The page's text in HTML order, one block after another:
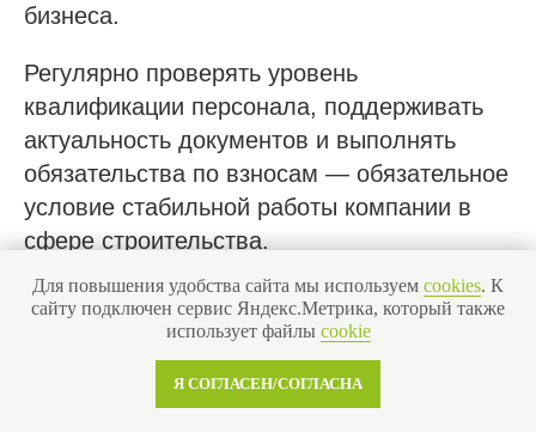
Для повышения удобства сайта мы используем cookies. К
сайту подключен сервис Яндекс.Метрика, который также
использует файлы cookie
Я СОГЛАСЕН/СОГЛАСНА
бизнеса.
Регулярно проверять уровень
квалификации персонала, поддерживать
актуальность документов и выполнять
обязательства по взносам — обязательное
условие стабильной работы компании в
сфере строительства.
Оставить заявку